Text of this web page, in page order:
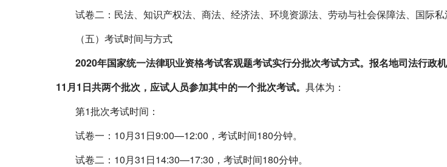
试卷二：民法、知识产权法、商法、经济法、环境资源法、劳动与社会保障法、国际私
（五）考试时间与方式
2020年国家统一法律职业资格考试客观题考试实行分批次考试方式。报名地司法行政
11 月1 日共两个批次，应试人员参加其中的一个批次考试。 具体为：
第1批次考试时间：
试卷一： 10月31 日9:00—12:00 ，考试时间180分钟。
试卷二： 10月31 日14:30—17:30 ，考试时间180分钟。